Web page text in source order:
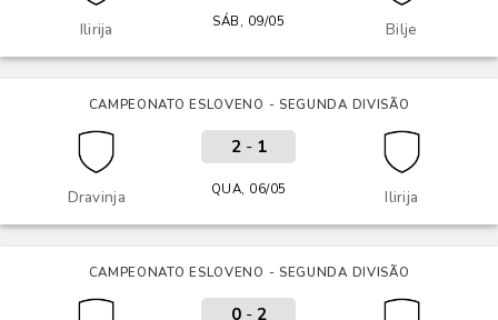
Ilirija Bilje
SÁB, 09/05
CAMPEONATO ESLOVENO - SEGUNDA DIVISÃO
Dravinja Ilirija
2- 1
QUA, 06/05
CAMPEONATO ESLOVENO - SEGUNDA DIVISÃO
0- 2